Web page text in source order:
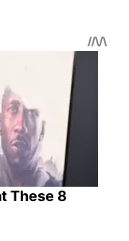
These 8